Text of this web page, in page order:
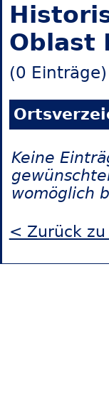
Oblast
(0 Einträge)
Keine
womöglich
< Zurück